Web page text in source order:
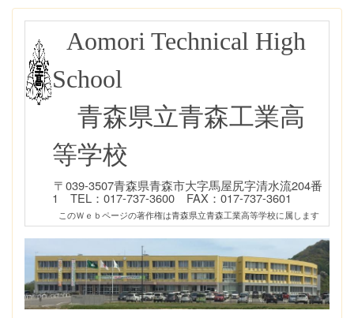
Aomori Technical High
School
青森県立青森工業高
等学校
〒039-3507青森県青森市大字馬屋尻字清水流204番
1 TEL：017-737-3600 FAX：017-737-3601
このＷｅｂページの著作権は青森県立青森工業高等学校に属します